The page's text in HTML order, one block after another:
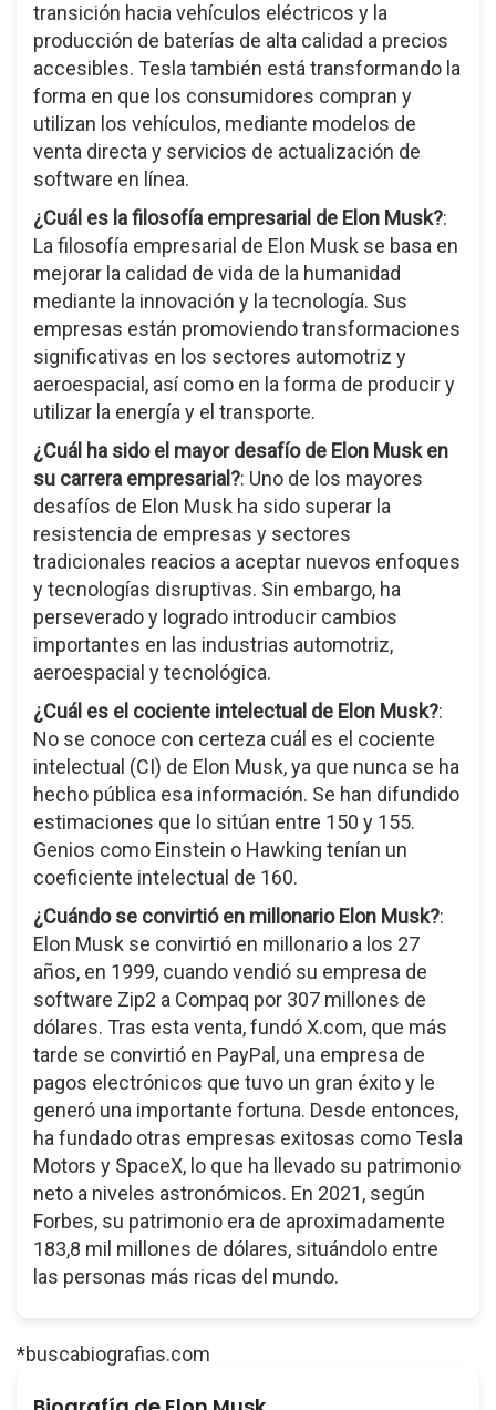
transición hacia vehículos eléctricos y la
producción de baterías de alta calidad a precios
accesibles. Tesla también está transformando la
forma en que los consumidores compran y
utilizan los vehículos, mediante modelos de
venta directa y servicios de actualización de
software en línea.
¿Cuál es la filosofía empresarial de Elon Musk?:
La filosofía empresarial de Elon Musk se basa en
mejorar la calidad de vida de la humanidad
mediante la innovación y la tecnología. Sus
empresas están promoviendo transformaciones
significativas en los sectores automotriz y
aeroespacial, así como en la forma de producir y
utilizar la energía y el transporte.
¿Cuál ha sido el mayor desafío de Elon Musk en
su carrera empresarial?: Uno de los mayores
desafíos de Elon Musk ha sido superar la
resistencia de empresas y sectores
tradicionales reacios a aceptar nuevos enfoques
y tecnologías disruptivas. Sin embargo, ha
perseverado y logrado introducir cambios
importantes en las industrias automotriz,
aeroespacial y tecnológica.
¿Cuál es el cociente intelectual de Elon Musk?:
No se conoce con certeza cuál es el cociente
intelectual (CI) de Elon Musk, ya que nunca se ha
hecho pública esa información. Se han difundido
estimaciones que lo sitúan entre 150 y 155.
Genios como Einstein o Hawking tenían un
coeficiente intelectual de 160.
¿Cuándo se convirtió en millonario Elon Musk?:
Elon Musk se convirtió en millonario a los 27
años, en 1999, cuando vendió su empresa de
software Zip2 a Compaq por 307 millones de
dólares. Tras esta venta, fundó X.com, que más
tarde se convirtió en PayPal, una empresa de
pagos electrónicos que tuvo un gran éxito y le
generó una importante fortuna. Desde entonces,
ha fundado otras empresas exitosas como Tesla
Motors y SpaceX, lo que ha llevado su patrimonio
neto a niveles astronómicos. En 2021, según
Forbes, su patrimonio era de aproximadamente
183,8 mil millones de dólares, situándolo entre
las personas más ricas del mundo.
*buscabiografias.com